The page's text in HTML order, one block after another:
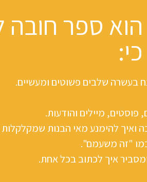
ספר חובה
בעשרה שלבים פשוטים ומעשיים.
מיילים והודעות.
ואיך להימנע מאי הבנות
"זה משעמם".
איך לכתוב בכל אחת.